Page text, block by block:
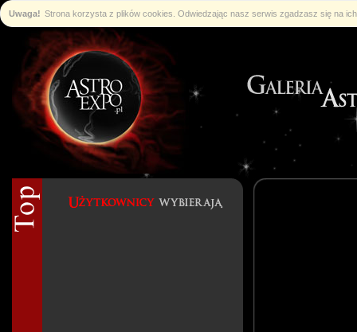
Uwaga! Strona korzysta z plików cookies. Odwiedzając nasz serwis zgadzasz się na